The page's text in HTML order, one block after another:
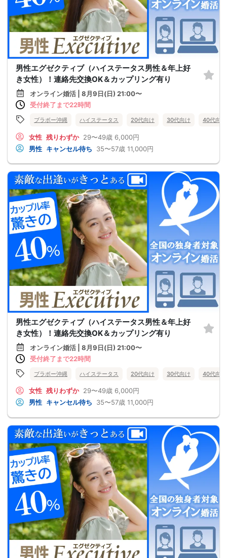
男性エグゼクティブ（ハイステータス男性＆年上好
き女性）！連絡先交換OK＆カップリング有り
オンライン婚活 | 8月9日(日) 21:00〜
受付終了まで22時間
ブラボー沖縄 ハイステータス 20代向け 30代向け 40代向け
女性 残りわずか 29〜49歳 6,000円
男性 キャンセル待ち 35〜57歳 11,000円
男性エグゼクティブ（ハイステータス男性＆年上好
き女性）！連絡先交換OK＆カップリング有り
オンライン婚活 | 8月9日(日) 21:00〜
受付終了まで22時間
ブラボー沖縄 ハイステータス 20代向け 30代向け 40代向け
女性 残りわずか 29〜49歳 6,000円
男性 キャンセル待ち 35〜57歳 11,000円